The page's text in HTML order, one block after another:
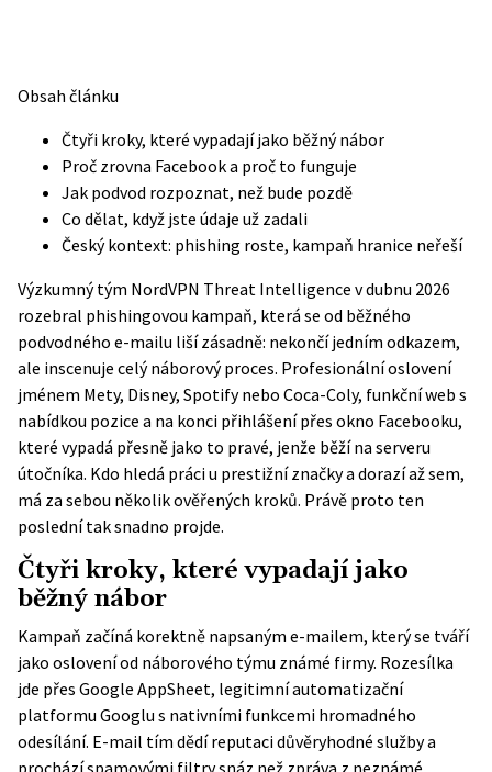
Obsah článku
Čtyři kroky, které vypadají jako běžný nábor
Proč zrovna Facebook a proč to funguje
Jak podvod rozpoznat, než bude pozdě
Co dělat, když jste údaje už zadali
Český kontext: phishing roste, kampaň hranice neřeší
Výzkumný tým NordVPN Threat Intelligence v dubnu 2026
rozebral phishingovou kampaň, která se od běžného
podvodného e-mailu liší zásadně: nekončí jedním odkazem,
ale inscenuje celý náborový proces. Profesionální oslovení
jménem Mety, Disney, Spotify nebo Coca-Coly, funkční web s
nabídkou pozice a na konci přihlášení přes okno Facebooku,
které vypadá přesně jako to pravé, jenže běží na serveru
útočníka. Kdo hledá práci u prestižní značky a dorazí až sem,
má za sebou několik ověřených kroků. Právě proto ten
poslední tak snadno projde.
Čtyři kroky, které vypadají jako
běžný nábor
Kampaň začíná korektně napsaným e-mailem, který se tváří
jako oslovení od náborového týmu známé firmy. Rozesílka
jde přes Google AppSheet, legitimní automatizační
platformu Googlu s nativními funkcemi hromadného
odesílání. E-mail tím dědí reputaci důvěryhodné služby a
prochází spamovými filtry snáz než zpráva z neznámé